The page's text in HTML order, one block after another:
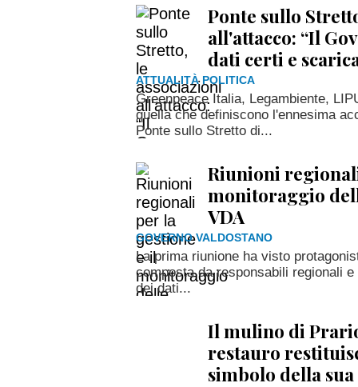
Ponte sullo
all'attacco: “Il
dati certi e
ATTUALITÀ POLITICA
Greenpeace Italia, Legambiente,
quella che definiscono l'ennesima
Ponte sullo Stretto di...
Riunioni
monitoraggio
VDA
GOVERNO VALDOSTANO
La prima riunione ha visto
composta da responsabili regionali
dei dati...
Il mulino di
restauro
simbolo della